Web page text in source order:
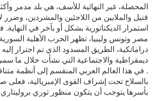
قتيل والملايين من اللاجئين والمشردين، وضرر
استمرار الديكتاتورية بشكل أو بآخر في
مصر وتونس وليبيا، تظهر الحرب الأهلية
دراماتكية، الطريق المسدود الذي تم اجترار
ديمقراطية والاجتماعية التي نشأت خلال ما
. في هذا العالم العربي المنقسم إلى أنظمة
بالسلاح تحت إشراف القوى الإمبريالية، فعلى
بأسرها يتوجب أن يتكون منظور ثوري